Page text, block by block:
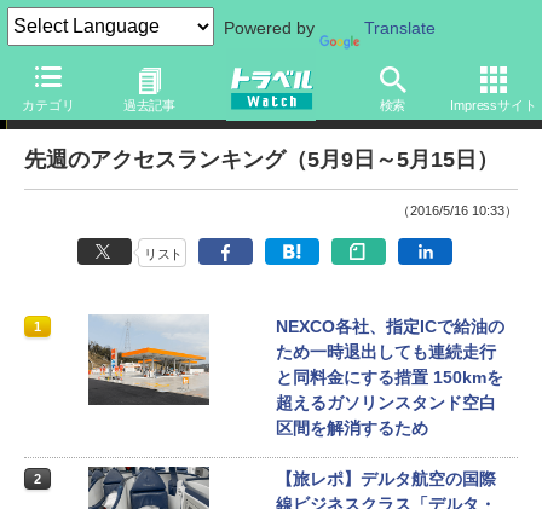
Powered by Translate
カテゴリ 過去記事 検索 Impressサイト
アクセスランキング
先週のアクセスランキング（5月9日～5月15日）
（2016/5/16 10:33）
リスト
1
NEXCO各社、指定ICで給油の
ため一時退出しても連続走行
と同料金にする措置 150kmを
超えるガソリンスタンド空白
区間を解消するため
2
【旅レポ】デルタ航空の国際
線ビジネスクラス「デルタ・